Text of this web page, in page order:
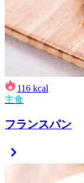
116 kcal
主食
フランスパン